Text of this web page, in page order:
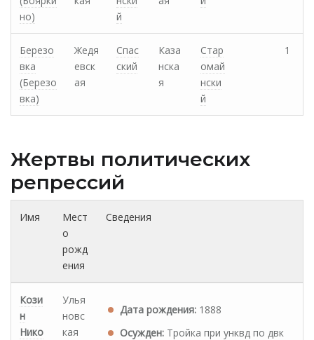
но)
й
Березо
вка
(Березо
вка)
Жедя
евск
ая
Спас
ский
Каза
нска
я
Стар
омай
нски
й
1
Жертвы политических
репрессий
Имя
Мест
о
рожд
ения
Сведения
Кози
н
Нико
Улья
новс
кая
Дата рождения: 1888
Осужден: Тройка при унквд по двк